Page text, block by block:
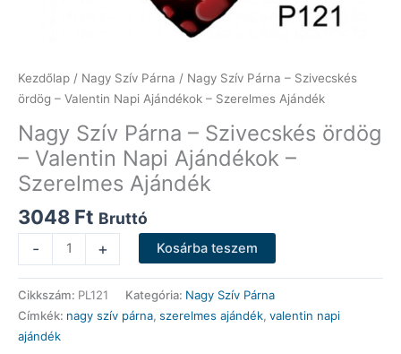
Kezdőlap / Nagy Szív Párna / Nagy Szív Párna – Szivecskés
ördög – Valentin Napi Ajándékok – Szerelmes Ajándék
Nagy Szív Párna – Szivecskés ördög
– Valentin Napi Ajándékok –
Szerelmes Ajándék
3048 Ft Bruttó
-
Szív
Párna
-
Szivecskés
ördög
+ Kosárba teszem
Cikkszám: PL121 Kategória: Nagy Szív Párna
Címkék: nagy szív párna, szerelmes ajándék, valentin napi
ajándék